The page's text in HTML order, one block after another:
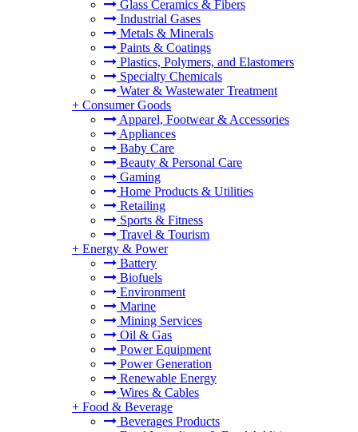
Glass Ceramics & Fibers
Industrial Gases
Metals & Minerals
Paints & Coatings
Plastics, Polymers, and Elastomers
Specialty Chemicals
Water & Wastewater Treatment
+ Consumer Goods
Apparel, Footwear & Accessories
Appliances
Baby Care
Beauty & Personal Care
Gaming
Home Products & Utilities
Retailing
Sports & Fitness
Travel & Tourism
+ Energy & Power
Battery
Biofuels
Environment
Marine
Mining Services
Oil & Gas
Power Equipment
Power Generation
Renewable Energy
Wires & Cables
+ Food & Beverage
Beverages Products